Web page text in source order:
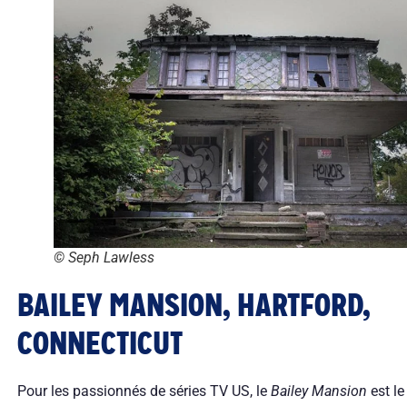
© Seph Lawless
BAILEY MANSION, HARTFORD,
CONNECTICUT
Pour les passionnés de séries TV US, le Bailey Mansion est le